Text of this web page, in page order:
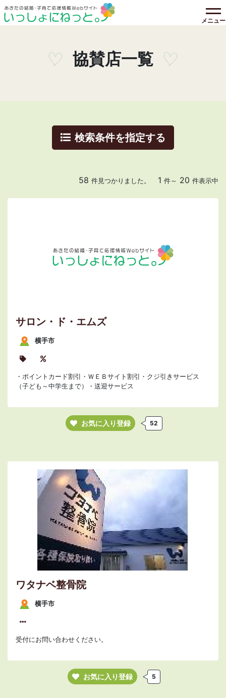
メニュー
協賛店一覧
検索条件を指定する
58 件見つかりました。 1 件～ 20 件表示中
サロン・ド・エムズ
横手市
・ポイントカード割引・ＷＥＢサイト割引・クジ引きサービス
（子ども～中学生まで）・送迎サービス
お気に入り登録 52
ワタナベ整骨院
横手市
受付にお問い合わせください。
お気に入り登録 5